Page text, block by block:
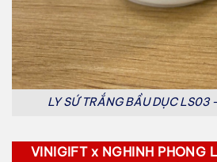
LY SỨ TRẮNG BẦU DỤC LS03
VINIGIFT x NGHINH PHONG